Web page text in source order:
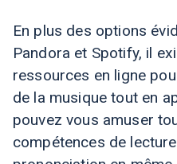
En plus des options
Pandora et Spotify, il
ressources en ligne
de la musique tout en
pouvez vous amuser
compétences de